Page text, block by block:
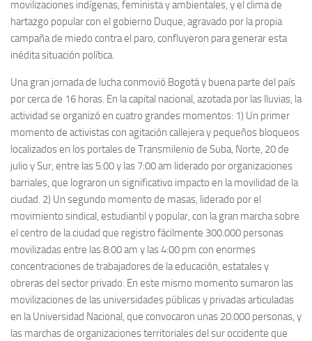
movilizaciones indígenas, feminista y ambientales, y el clima de
hartazgo popular con el gobierno Duque, agravado por la propia
campaña de miedo contra el paro, confluyeron para generar esta
inédita situación política.
Una gran jornada de lucha conmovió Bogotá y buena parte del país
por cerca de 16 horas. En la capital nacional, azotada por las lluvias, la
actividad se organizó en cuatro grandes momentos: 1) Un primer
momento de activistas con agitación callejera y pequeños bloqueos
localizados en los portales de Transmilenio de Suba, Norte, 20 de
julio y Sur, entre las 5:00 y las 7:00 am liderado por organizaciones
barriales, que lograron un significativo impacto en la movilidad de la
ciudad. 2) Un segundo momento de masas, liderado por el
movimiento sindical, estudiantil y popular, con la gran marcha sobre
el centro de la ciudad que registro fácilmente 300.000 personas
movilizadas entre las 8:00 am y las 4:00 pm con enormes
concentraciones de trabajadores de la educación, estatales y
obreras del sector privado. En este mismo momento sumaron las
movilizaciones de las universidades públicas y privadas articuladas
en la Universidad Nacional, que convocaron unas 20.000 personas, y
las marchas de organizaciones territoriales del sur occidente que